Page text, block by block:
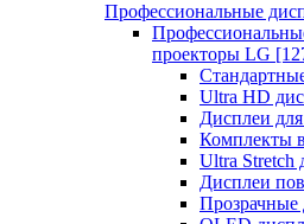
Профессиональные
проекторы LG
Ultra HD
Дисплеи
Комплекты
Ultra Stretch
Дисплеи
Прозрачные